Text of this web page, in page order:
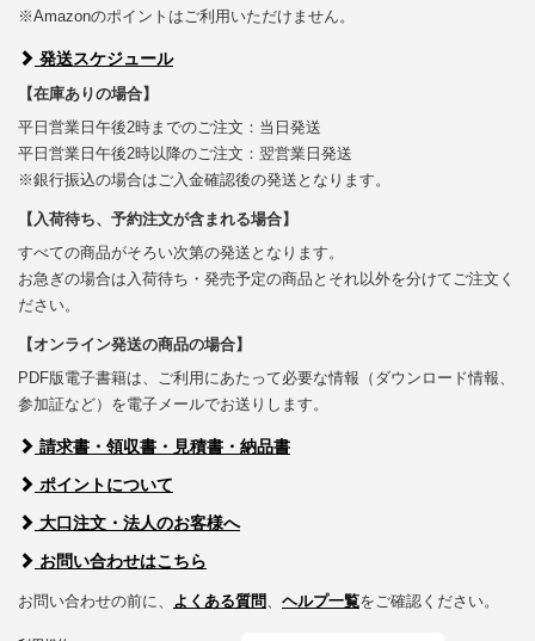
※Amazonのポイントはご利用いただけません。
発送スケジュール
【在庫ありの場合】
平日営業日午後2時までのご注文：当日発送
平日営業日午後2時以降のご注文：翌営業日発送
※銀行振込の場合はご入金確認後の発送となります。
【入荷待ち、予約注文が含まれる場合】
すべての商品がそろい次第の発送となります。
お急ぎの場合は入荷待ち・発売予定の商品とそれ以外を分けてご注文く
ださい。
【オンライン発送の商品の場合】
PDF版電子書籍は、ご利用にあたって必要な情報（ダウンロード情報、
参加証など）を電子メールでお送りします。
請求書・領収書・見積書・納品書
ポイントについて
大口注文・法人のお客様へ
お問い合わせはこちら
お問い合わせの前に、 よくある質問 ヘルプ一覧をご確認ください。